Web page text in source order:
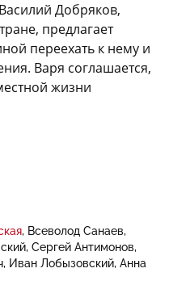
Добряков,
предлагает
переехать к нему и
Варя соглашается,
жизни
Всеволод Санаев
Сергей Антимонов
Иван Лобызовский Анна